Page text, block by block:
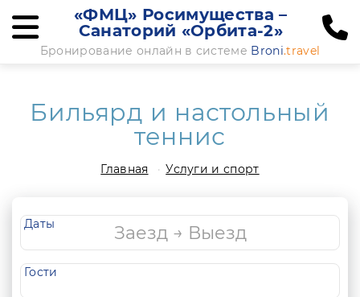
«ФМЦ» Росимущества –
Санаторий «Орбита-2»
Бронирование онлайн в системе Broni.travel
Бильярд и настольный
теннис
Главная Услуги и спорт
Даты
Гости